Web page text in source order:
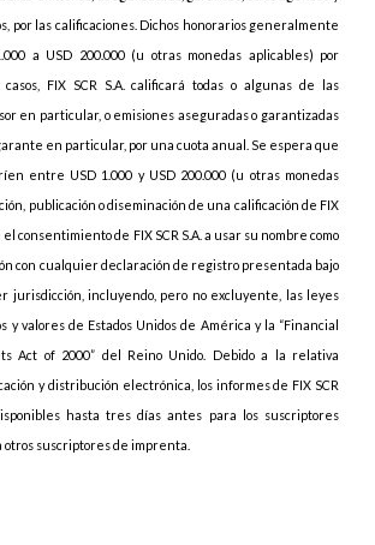
por las calificaciones. Dichos honorarios generalmente
a USD 200.000 (u otras monedas aplicables) por
FIX SCR S.A. calificará todas o algunas de las
en particular, o emisiones aseguradas o garantizadas
en particular, por una cuota anual. Se espera que
entre USD 1.000 y USD 200.000 (u otras monedas
publicación o diseminación de una calificación de FIX
el consentimiento de FIX SCR S.A. a usar su nombre como
con cualquier declaración de registro presentada bajo
jurisdicción, incluyendo, pero no excluyente, las leyes
y valores de Estados Unidos de América y la “Financial
Act of 2000” del Reino Unido. Debido a la relativa
y distribución electrónica, los informes de FIX SCR
hasta tres días antes para los suscriptores
suscriptores de imprenta.